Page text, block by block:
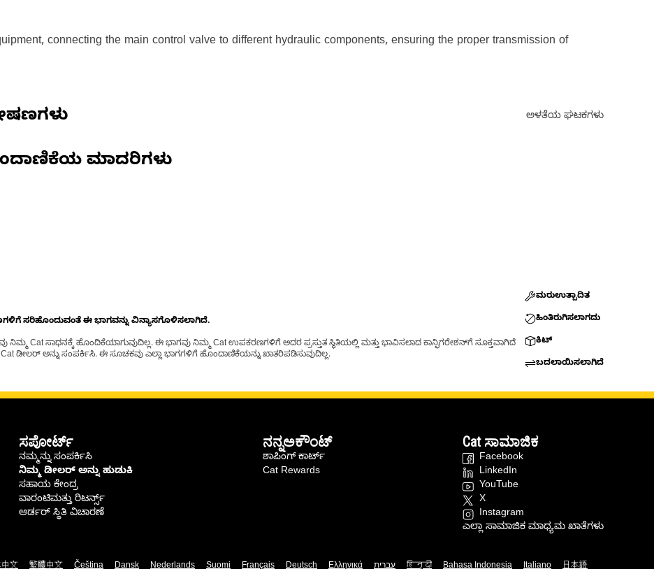
connecting the main control valve to different hydraulic components, ensuring the proper transmission of
ಅಳತೆಯ ಘಟಕಗಳು
ಮಾದರಿಗಳು
ಸರಿಹೊಂದುವಂತೆ ಈ ಭಾಗವನ್ನು ವಿನ್ಯಾಸಗೊಳಿಸಲಾಗಿದೆ.
ನಿಮ್ಮ Cat ಸಾಧನಕ್ಕೆ ಹೊಂದಿಕೆಯಾಗುವುದಿಲ್ಲ. ಈ ಭಾಗವು ನಿಮ್ಮ Cat ಉಪಕರಣಗಳಿಗೆ ಅದರ ಪ್ರಸ್ತುತ ಸ್ಥಿತಿಯಲ್ಲಿ ಮತ್ತು ಭಾವಿಸಲಾದ ಕಾನ್ಫಿಗರೇಶನ್‌ಗೆ ಸೂಕ್ತವಾಗಿದೆ
ಡೀಲರ್ ಅನ್ನು ಸಂಪರ್ಕಿಸಿ. ಈ ಸೂಚಕವು ಎಲ್ಲಾ ಭಾಗಗಳಿಗೆ ಹೊಂದಾಣಿಕೆಯನ್ನು ಖಾತರಿಪಡಿಸುವುದಿಲ್ಲ.
ಮರುಉತ್ಪಾದಿತ
ಹಿಂತಿರುಗಿಸಲಾಗದು
ಕಿಟ್
ಬದಲಾಯಿಸಲಾಗಿದೆ
ಸಪೋರ್ಟ್
ನಮ್ಮನ್ನು ಸಂಪರ್ಕಿಸಿ
ನಿಮ್ಮ ಡೀಲರ್ ಅನ್ನು ಹುಡುಕಿ
ಸಹಾಯ ಕೇಂದ್ರ
ವಾರಂಟಿಮತ್ತು ರಿಟರ್ನ್ಸ್
ಆರ್ಡರ್ ಸ್ಥಿತಿ ವಿಚಾರಣೆ
ನನ್ನಅಕೌಂಟ್
ಶಾಪಿಂಗ್ ಕಾರ್ಟ್
Cat Rewards
Cat ಸಾಮಾಜಿಕ
Facebook
LinkedIn
YouTube
X
Instagram
ಎಲ್ಲಾ ಸಾಮಾಜಿಕ ಮಾಧ್ಯಮ ಖಾತೆಗಳು
文 繁體中文 Čeština Dansk Nederlands Suomi Français Deutsch Ελληνικά עברית हिन्दी Bahasa Indonesia Italiano 日本語